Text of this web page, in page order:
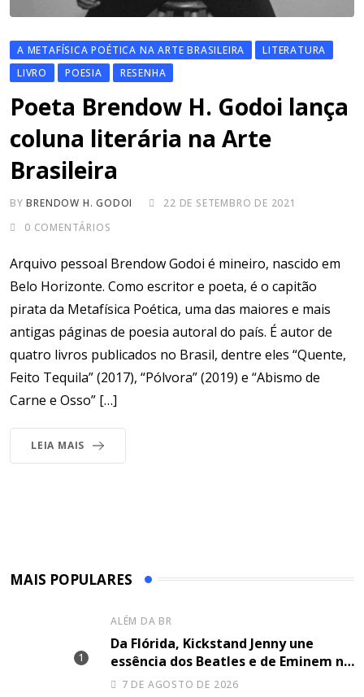
A METAFÍSICA POÉTICA NA ARTE BRASILEIRA
LITERATURA
LIVRO
POESIA RESENHA
Poeta Brendow H. Godoi lança
coluna literária na Arte
Brasileira
BYBRENDOW H. GODOI
22 DE SETEMBRO DE 2021
0 COMENTÁRIOS
Arquivo pessoal Brendow Godoi é mineiro, nascido em
Belo Horizonte. Como escritor e poeta, é o capitão
pirata da Metafísica Poética, uma das maiores e mais
antigas páginas de poesia autoral do país. É autor de
quatro livros publicados no Brasil, dentre eles “Quente,
Feito Tequila” (2017), “Pólvora” (2019) e “Abismo de
Carne e Osso” […]
LEIA MAIS
MAIS POPULARES
ALÉM DA BR
Da Flórida, Kickstand Jenny une
essência dos Beatles e de Eminem na
canção “Lose Together”
7 DE AGOSTO DE 2026